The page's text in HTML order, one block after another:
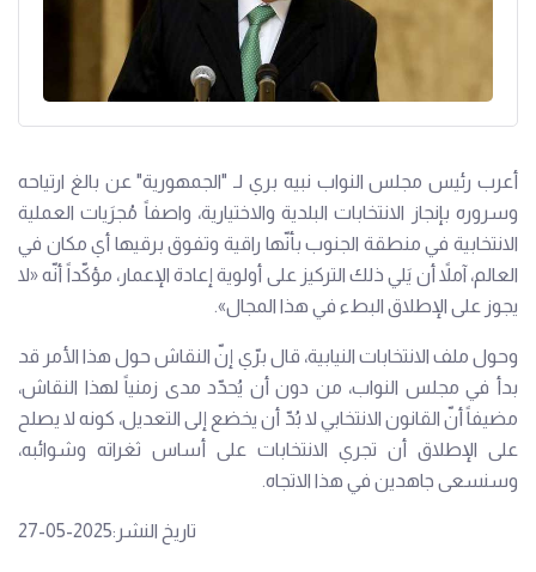
أعرب رئيس مجلس النواب نبيه بري لـ "الجمهورية" عن بالغ ارتياحه
وسروره بإنجاز الانتخابات البلدية والاختيارية، واصفاً مُجرَيات العملية
الانتخابية في منطقة الجنوب بأنّها راقية وتفوق برقيها أي مكان في
العالم، آملاً أن يَلي ذلك التركيز على أولوية إعادة الإعمار، مؤكّداً أنّه «لا
يجوز على الإطلاق البطء في هذا المجال».
وحول ملف الانتخابات النيابية، قال برّي إنّ النقاش حول هذا الأمر قد
بدأ في مجلس النواب، من دون أن يُحدّد مدى زمنياً لهذا النقاش،
مضيفاً أنّ القانون الانتخابي لا بُدّ أن يخضع إلى التعديل، كونه لا يصلح
على الإطلاق أن تجري الانتخابات على أساس ثغراته وشوائبه،
وسنسعى جاهدين في هذا الاتجاه.
تاريخ النشر:2025-05-27